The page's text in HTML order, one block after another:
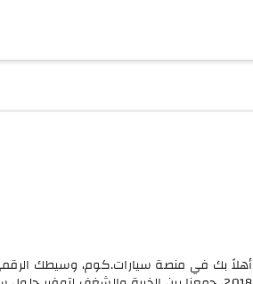
أهلاً بك في منصة سيارات.كوم، وسيطك الرقمي